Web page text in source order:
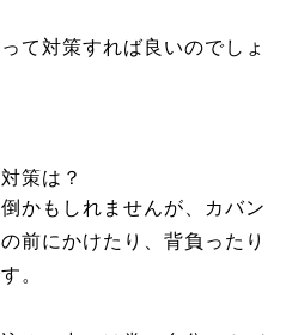
て対策すれば良いのでしょ
策は？
かもしれませんが、カバン
前にかけたり、背負ったり
。